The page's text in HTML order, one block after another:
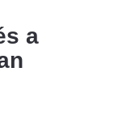
a